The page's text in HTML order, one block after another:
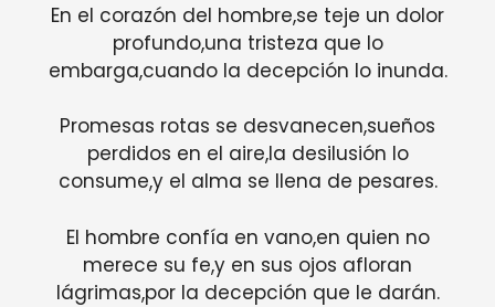
En el corazón del hombre,se teje un dolor
profundo,una tristeza que lo
embarga,cuando la decepción lo inunda.
Promesas rotas se desvanecen,sueños
perdidos en el aire,la desilusión lo
consume,y el alma se llena de pesares.
El hombre confía en vano,en quien no
merece su fe,y en sus ojos afloran
lágrimas,por la decepción que le darán.